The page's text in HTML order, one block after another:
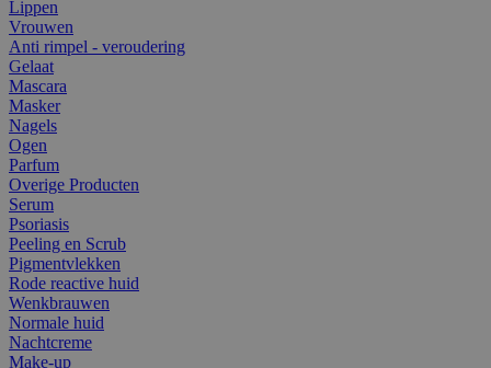
Lippen
Vrouwen
Anti rimpel - veroudering
Gelaat
Mascara
Masker
Nagels
Ogen
Parfum
Overige Producten
Serum
Psoriasis
Peeling en Scrub
Pigmentvlekken
Rode reactive huid
Wenkbrauwen
Normale huid
Nachtcreme
Make-up